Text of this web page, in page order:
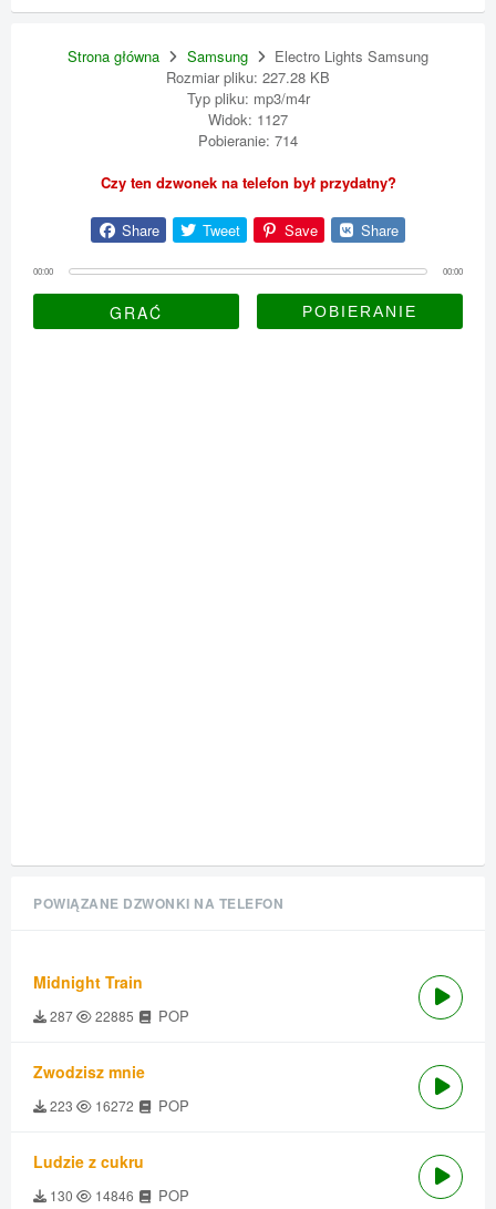
Strona główna Samsung
Electro Lights Samsung
Rozmiar pliku: 227.28 KB
Typ pliku: mp3/m4r
Widok: 1127
Pobieranie: 714
Czy ten dzwonek na telefon był przydatny?
Share Tweet Save Share
00:00 00:00
GRAĆ
POWIĄZANE DZWONKI NA TELEFON
Midnight Train
287 22885 POP
Zwodzisz mnie
223 16272 POP
Ludzie z cukru
130 14846 POP